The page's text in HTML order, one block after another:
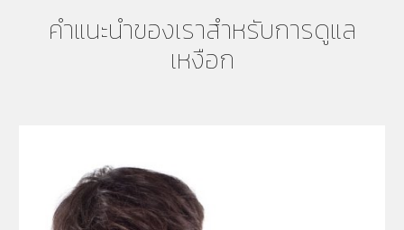
คำแนะนำของเราสำหรับการดูแล
เหงือก